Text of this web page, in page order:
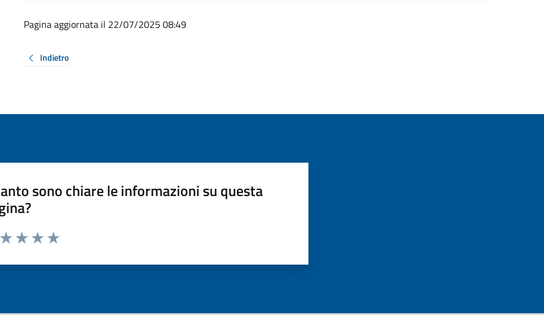
Pagina aggiornata il 22/07/2025 08:49
Indietro
sono chiare le informazioni su questa
da 1 a 5 stelle la pagina